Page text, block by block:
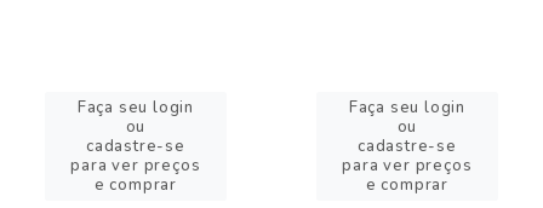
Faça seu login
ou
cadastre-se
para ver preços
e comprar
Faça seu login
ou
cadastre-se
para ver preços
e comprar